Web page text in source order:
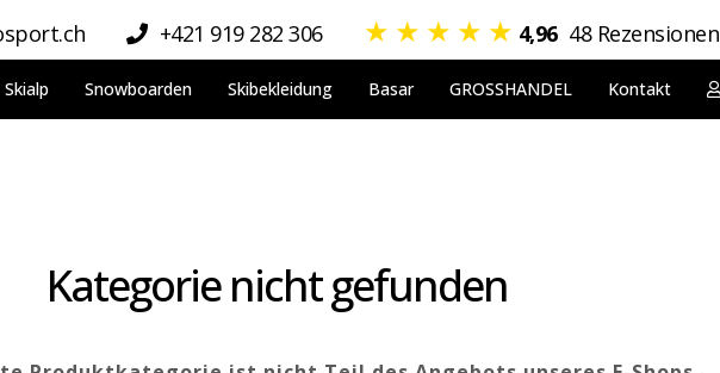
+421 919 282 306 ★ ★ ★ ★ ★ 4,96 48 Rezensionen
Skialp Snowboarden Skibekleidung Basar GROSSHANDEL Kontakt
Kategorie nicht gefunden